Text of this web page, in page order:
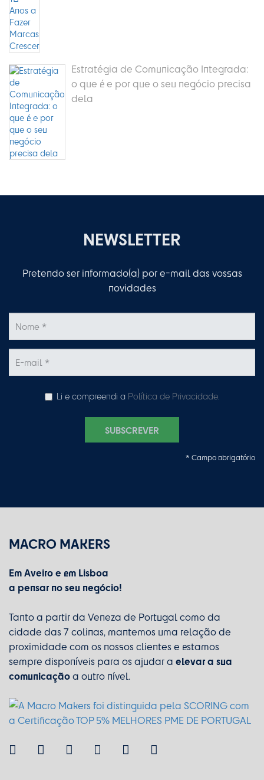
Estratégia de Comunicação Integrada:
o que é e por que o seu negócio precisa
dela
NEWSLETTER
Pretendo ser informado(a) por e-mail das vossas
novidades
Li e compreendi a Política de Privacidade.
SUBSCREVER
* Campo obrigatório
MACRO MAKERS
Em Aveiro e em Lisboa
a pensar no seu negócio!
Tanto a partir da Veneza de Portugal como da
cidade das 7 colinas, mantemos uma relação de
proximidade com os nossos clientes e estamos
sempre disponíveis para os ajudar a elevar a sua
comunicaçãoa outro nível.